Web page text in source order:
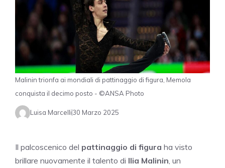
Malinin trionfa ai mondiali di pattinaggio di figura, Memola
conquista il decimo posto - ©ANSA Photo
Luisa Marcelli30 Marzo 2025
Il palcoscenico del pattinaggio di figura ha visto
brillare nuovamente il talento di Ilia Malinin , un